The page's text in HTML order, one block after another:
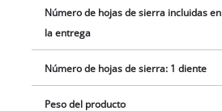
Número de hojas de sierra incluidas en
la entrega
Número de hojas de sierra: 1 diente
Peso del producto